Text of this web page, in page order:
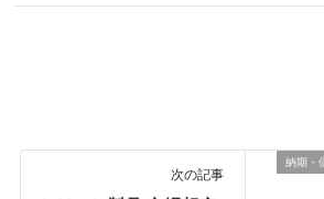
納期・
次の記事